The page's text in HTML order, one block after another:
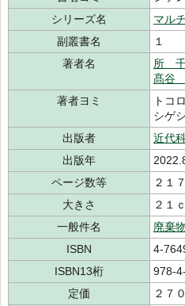
シリーズ名
マル
副叢書名
１
著者名
所
髙谷
著者ヨミ
トコ
シゲ
出版者
近代
出版年
ページ数等
２１
大きさ
２１
一般件名
廃棄
ISBN
4-
ISBN13桁
978-
定価
２７